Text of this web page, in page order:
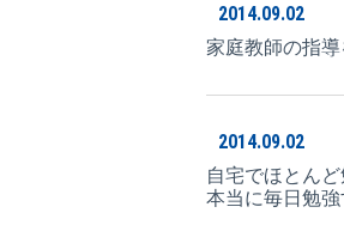
2014.09.02
家庭教師の指
2014.09.02
自宅でほとん
本当に毎日勉